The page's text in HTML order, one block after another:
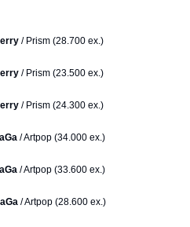
/ Prism (28.700 ex.)
/ Prism (23.500 ex.)
/ Prism (24.300 ex.)
/ Artpop (34.000 ex.)
/ Artpop (33.600 ex.)
/ Artpop (28.600 ex.)